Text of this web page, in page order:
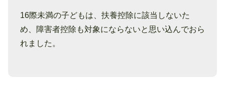
16際未満の子どもは、扶養控除に該当しないた
め、障害者控除も対象にならないと思い込んでおら
れました。